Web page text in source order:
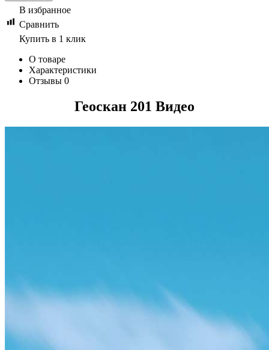
В избранное
Сравнить
Купить в 1 клик
О товаре
Характеристики
Отзывы 0
Геоскан 201 Видео